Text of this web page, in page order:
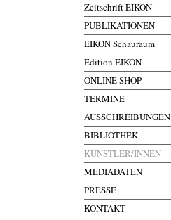
Zeitschrift EIKON
PUBLIKATIONEN
EIKON Schauraum
Edition EIKON
ONLINE SHOP
TERMINE
AUSSCHREIBUNGEN
BIBLIOTHEK
KÜNSTLER/INNEN
MEDIADATEN
PRESSE
KONTAKT